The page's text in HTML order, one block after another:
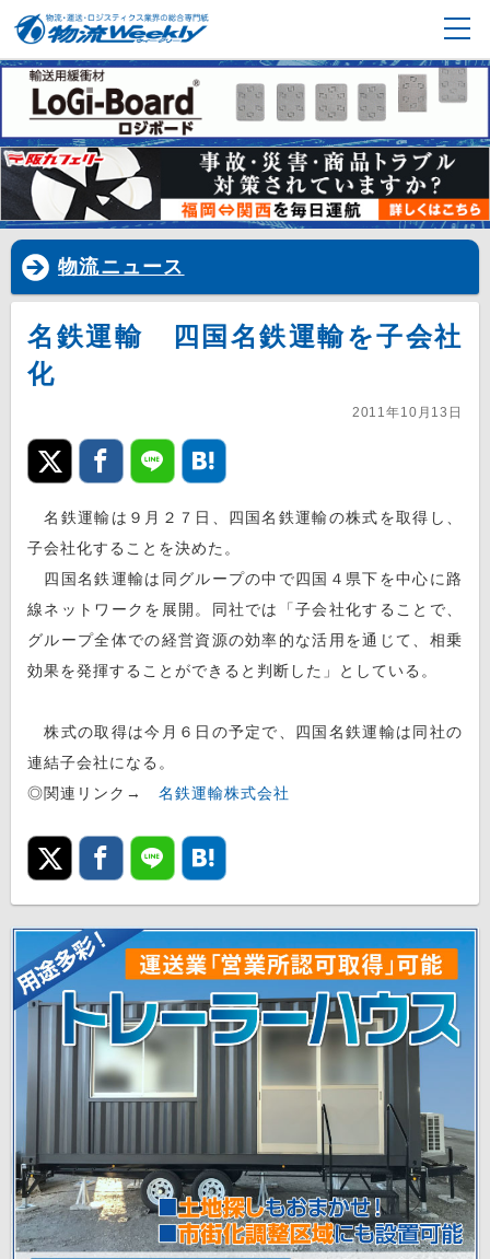
物流ニュース
名鉄運輸 四国名鉄運輸を子会社
化
2011年10月13日
名鉄運輸は９月２７日、四国名鉄運輸の株式を取得し、
子会社化することを決めた。
四国名鉄運輸は同グループの中で四国４県下を中心に路
線ネットワークを展開。同社では「子会社化することで、
グループ全体での経営資源の効率的な活用を通じて、相乗
効果を発揮することができると判断した」としている。
株式の取得は今月６日の予定で、四国名鉄運輸は同社の
連結子会社になる。
◎関連リンク→ 名鉄運輸株式会社